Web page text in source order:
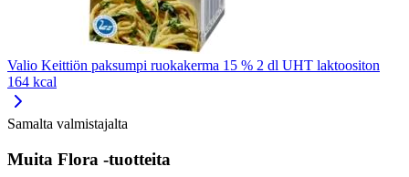
Valio Keittiön paksumpi ruokakerma 15 % 2 dl UHT laktoositon
164 kcal
Samalta valmistajalta
Muita Flora -tuotteita